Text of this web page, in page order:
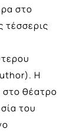
στο
H
θέατρο
του